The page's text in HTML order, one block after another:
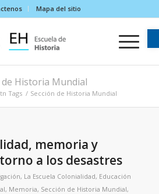
Mapa del sitio
de Historia Mundial
Tags / Sección de Historia Mundial
memoria y
a los desastres
, La Escuela Colonialidad, Educación
, Memoria, Sección de Historia Mundial,